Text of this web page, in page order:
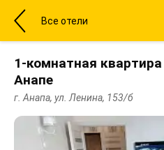
Все отели
1-комнатная
Анапе
г. Анапа, ул. Ленина, 153/б